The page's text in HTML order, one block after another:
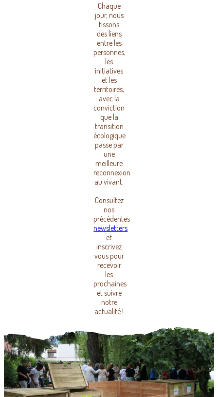
Chaque
jour, nous
tissons
des liens
entre les
personnes,
les
initiatives
et les
territoires,
avec la
conviction
que la
transition
écologique
passe par
une
meilleure
reconnexion
au vivant.
Consultez
nos
précédentes
newsletters
et
inscrivez
vous pour
recevoir
les
prochaines
et suivre
notre
actualité !